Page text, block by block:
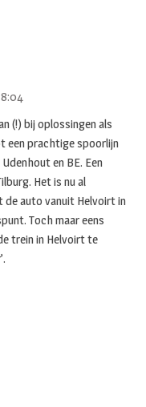
(!) bij oplossingen als
een prachtige spoorlijn
en BE. Een
Het is nu al
de auto vanuit Helvoirt in
Toch maar eens
trein in Helvoirt te